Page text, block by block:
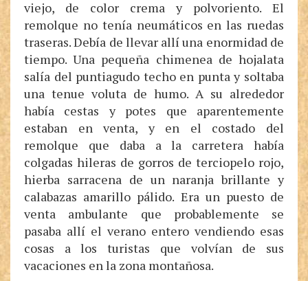
viejo, de color crema y polvoriento. El
remolque no tenía neumáticos en las ruedas
traseras. Debía de llevar allí una enormidad de
tiempo. Una pequeña chimenea de hojalata
salía del puntiagudo techo en punta y soltaba
una tenue voluta de humo. A su alrededor
había cestas y potes que aparentemente
estaban en venta, y en el costado del
remolque que daba a la carretera había
colgadas hileras de gorros de terciopelo rojo,
hierba sarracena de un naranja brillante y
calabazas amarillo pálido. Era un puesto de
venta ambulante que probablemente se
pasaba allí el verano entero vendiendo esas
cosas a los turistas que volvían de sus
vacaciones en la zona montañosa.